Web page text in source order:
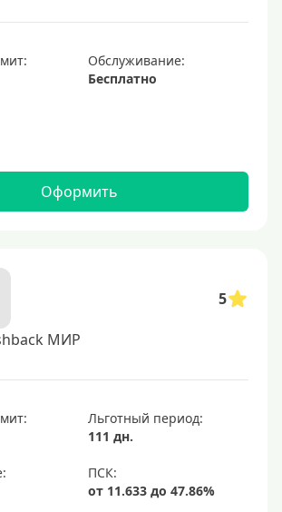
Обслуживание:
Бесплатно
Оформить
5
МИР
Льготный период:
111 дн.